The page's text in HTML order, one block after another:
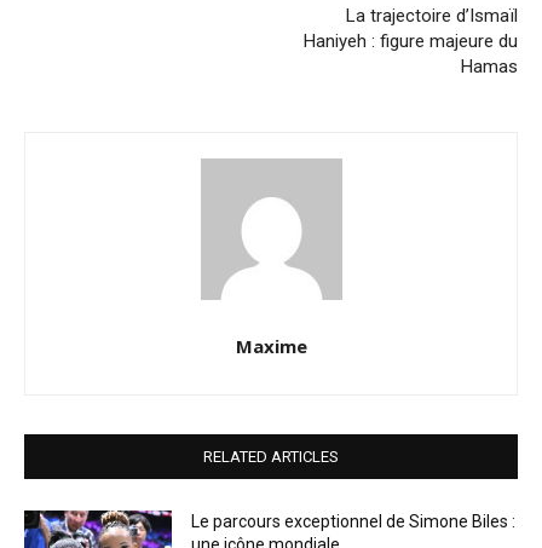
La trajectoire d’Ismaïl
Haniyeh : figure majeure du
Hamas
Maxime
RELATED ARTICLES
Le parcours exceptionnel de Simone Biles :